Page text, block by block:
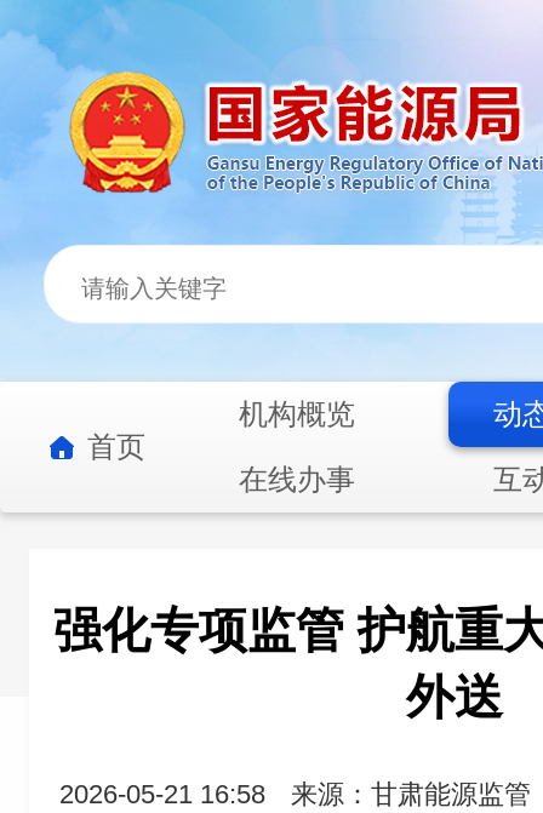
首页
机构概览
动
在线办事
互
强化专项监管 护航重
外送
2026-05-21 16:58
来源：甘肃能源监管